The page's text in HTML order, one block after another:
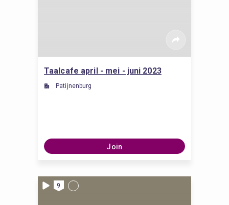
Taalcafe april - mei - juni 2023
Patijnenburg
Join
9